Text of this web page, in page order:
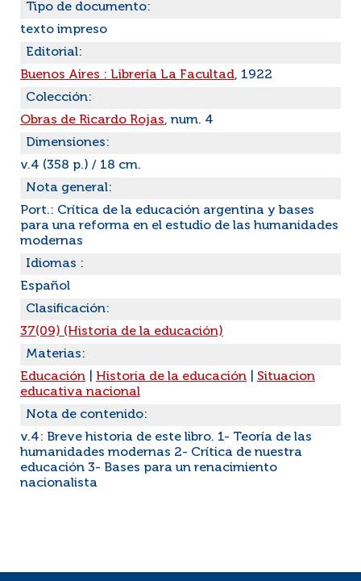
Tipo de documento:
texto impreso
Editorial:
Buenos Aires : Librería La Facultad, 1922
Colección:
Obras de Ricardo Rojas, num. 4
Dimensiones:
v.4 (358 p.) / 18 cm.
Nota general:
Port.: Crítica de la educación argentina y bases
para una reforma en el estudio de las humanidades
modernas
Idiomas :
Español
Clasificación:
37(09) (Historia de la educación)
Materias:
Educación
Historia de la educación
Situacion
educativa nacional
Nota de contenido:
v.4: Breve historia de este libro. 1- Teoría de las
humanidades modernas 2- Crítica de nuestra
educación 3- Bases para un renacimiento
nacionalista